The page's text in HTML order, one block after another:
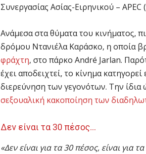
Συνεργασίας Ασίας-Ειρηνικού –
Ανάμεσα στα θύματα του κινήματος,
δρόμου Ντανιέλα Καράσκο, η οποία
φράχτη, στο πάρκο André Jarlan.
έχει αποδειχτεί, το κίνημα
διερεύνηση των γεγονότων. Την ίδια
σεξουαλική κακοποίηση των
Δεν είναι τα 30 πέσος…
«Δεν είναι για τα 30 πέσος, είναι για